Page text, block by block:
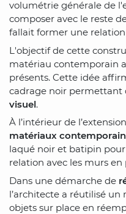
volumétrie générale de
composer avec le reste
fallait former une
L'objectif de cette
matériau contemporain
présents. Cette idée
cadrage noir permettant
visuel.
À l’intérieur de
matériaux
laqué noir et batipin
relation avec les murs
Dans une démarche de
l’architecte a réutilisé
objets sur place en